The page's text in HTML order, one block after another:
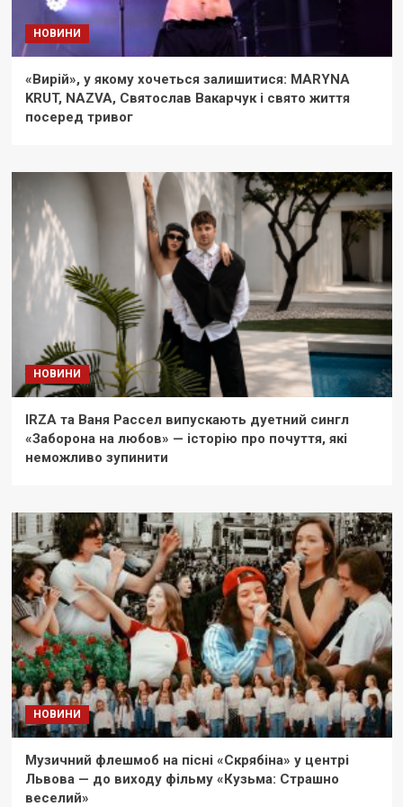
НОВИНИ
«Вирій», у якому хочеться залишитися: MARYNA
KRUT, NAZVA, Святослав Вакарчук і свято життя
посеред тривог
НОВИНИ
IRZA та Ваня Рассел випускають дуетний сингл
«Заборона на любов» — історію про почуття, які
неможливо зупинити
НОВИНИ
Музичний флешмоб на пісні «Скрябіна» у центрі
Львова — до виходу фільму «Кузьма: Страшно
веселий»